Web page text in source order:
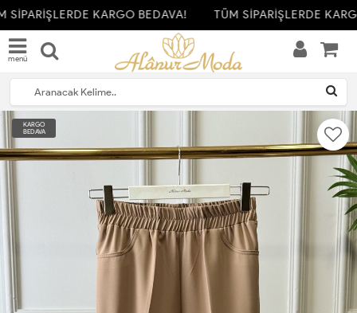
SİPARİŞLERDE KARGO BEDAVA! TÜM SİPARİŞLERDE
menü
KARGO
BEDAVA